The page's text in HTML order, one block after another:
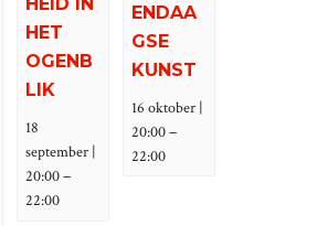
HET
OGENB
LIK
18
september |
20:00–
22:00
ENDAA
GSE
KUNST
16 oktober |
20:00–
22:00